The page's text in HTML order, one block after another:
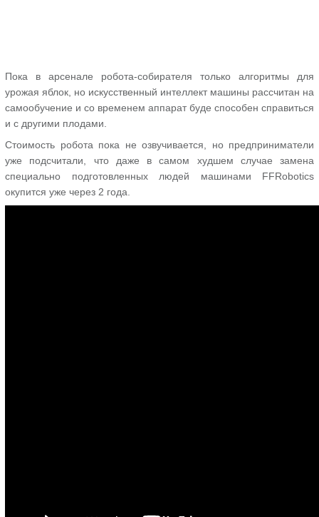
Пока в арсенале робота-собирателя только алгоритмы для
урожая яблок, но искусственный интеллект машины рассчитан на
самообучение и со временем аппарат буде способен справиться
и с другими плодами.
Стоимость робота пока не озвучивается, но предприниматели
уже подсчитали, что даже в самом худшем случае замена
специально подготовленных людей машинами FFRobotics
окупится уже через 2 года.